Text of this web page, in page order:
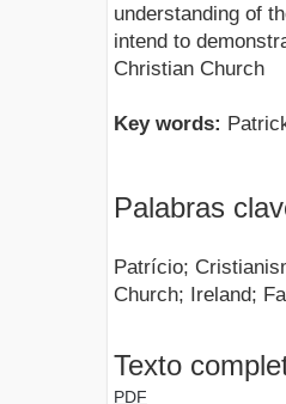
understanding of
intend to
Christian Church
Key words:
Palabras
Patrício;
Church; Ireland;
Texto
PDF